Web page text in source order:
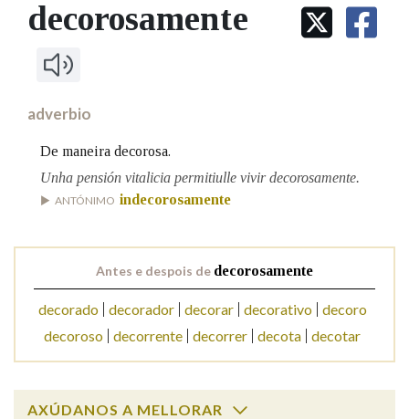
IDENTIDADE CORPORATIVA
MARCIAL DEL ADALID
FIGURAS HOMENAXEADAS
Facebook
TwitterYoutubeInstagram
Bluesky
BUSCAR NOS LEMAS
Comeza por
Contén
BUSCAR NO CONTIDO
Nas definicións
Nos exemplos
decorosamente
adverbio
De maneira decorosa.
Unha pensión vitalicia permitiulle vivir decorosamente.
ANTÓNIMO indecorosamente
Antes e despois de decorosamente
decorado decorador decorar decorativo
decoro
decoroso decorrente decorrer decota decotar
AXÚDANOS A MELLORAR